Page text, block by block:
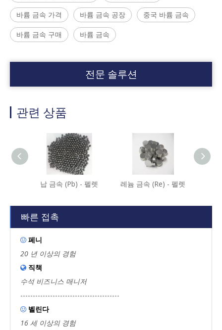
바륨 금속 가격 바륨 금속 공장 중국 바륨 금속
바륨 금속 구매 바륨 금속
전문 솔루션
관련 상품
납 금속 (Pb) - 펠렛 레늄 금속 (Re) - 펠렛
빠른 접촉
 페니
20 년 이상의 경험
 직책
수석 비즈니스 매니저
----------------------------------------
 벨린다
16 세 이상의 경험